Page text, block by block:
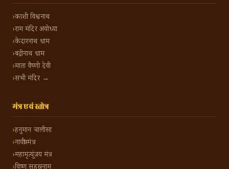
काशी विश्वनाथ
राम मंदिर अयोध्या
केदारनाथ धाम
बद्रीनाथ धाम
माता वैष्णो देवी
सभी मंदिर →
मंत्र एवं स्तोत्र
हनुमान चालीसा
गायत्री मंत्र
महामृत्युंजय मंत्र